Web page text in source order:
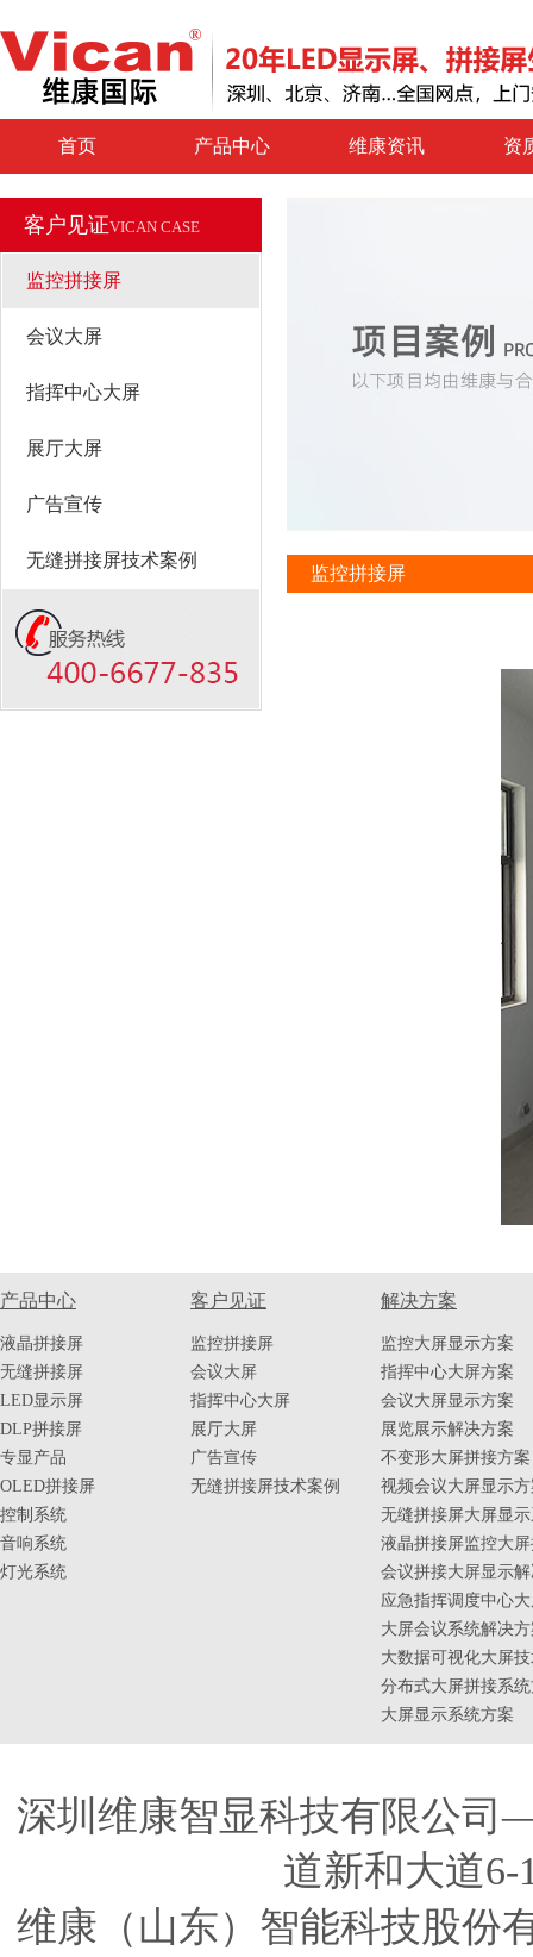
首页 产品中心 维康资讯 资
客户见证VICAN CASE
监控拼接屏
会议大屏
指挥中心大屏
展厅大屏
广告宣传
无缝拼接屏技术案例
监控拼接屏
产品中心
液晶拼接屏
无缝拼接屏
LED显示屏
DLP拼接屏
专显产品
OLED拼接屏
控制系统
音响系统
灯光系统
客户见证
监控拼接屏
会议大屏
指挥中心大屏
展厅大屏
广告宣传
无缝拼接屏技术案例
解决方案
监控大屏显示方案
指挥中心大屏方案
会议大屏显示方案
展览展示解决方案
不变形大屏拼接方案
视频会议大屏显示
无缝拼接屏大屏显
液晶拼接屏监控大
会议拼接大屏显示
应急指挥调度中心
大屏会议系统解决
大数据可视化大屏
分布式大屏拼接系
大屏显示系统方案
深圳维康智显科技有限公
道新和大道6-
维康（山东）智能科技股